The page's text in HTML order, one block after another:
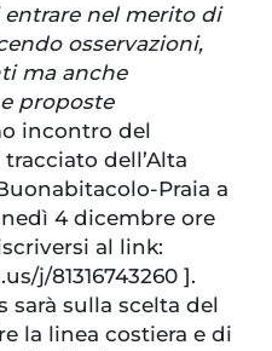
nel merito di
osservazioni,
ma anche
proposte
incontro del
dell’Alta
Praia a
4 dicembre ore
al link:
j/81316743260 ].
sarà sulla scelta del
la linea costiera e di